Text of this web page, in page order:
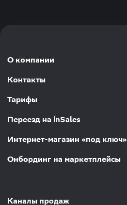
О компании
Контакты
Тарифы
Переезд на inSales
Интернет-магазин «под ключ»
Онбординг на маркетплейсы
Каналы продаж